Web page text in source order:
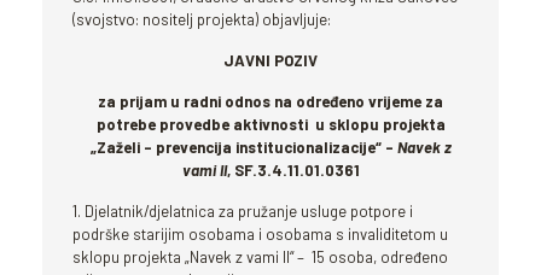
(svojstvo: nositelj projekta) objavljuje:
JAVNI POZIV
za prijam u radni odnos na određeno vrijeme za
potrebe provedbe aktivnosti u sklopu projekta
„Zaželi – prevencija institucionalizacije“ – Navek z
vami II, SF.3.4.11.01.0361
1. Djelatnik/djelatnica za pružanje usluge potpore i
podrške starijim osobama i osobama s invaliditetom u
sklopu projekta „Navek z vami II“ – 15 osoba, određeno